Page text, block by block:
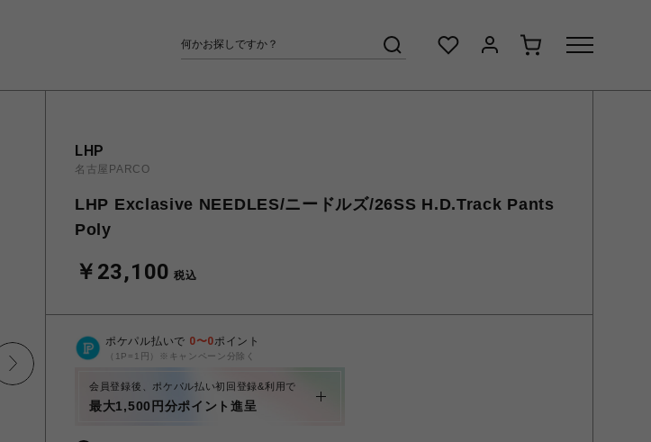
LHP
名古屋PARCO
LHP Exclasive NEEDLES/ニードルズ/26SS H.D.Track Pants
Poly
￥23,100 税込
ポケパル払いで 0〜0ポイント
（1P=1円）※キャンペーン分除く
会員登録後、ポケパル払い初回登録&利用で
最大1,500円分ポイント進呈